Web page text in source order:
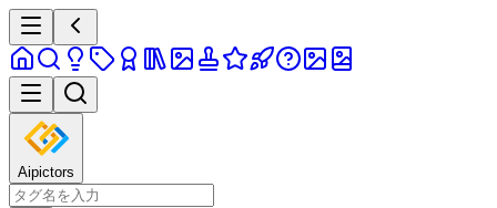
Aipictors